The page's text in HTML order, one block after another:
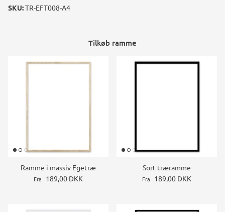
SKU:TR-EFT008-A4
Tilkøb ramme
Ramme i massiv Egetræ
Fra 189,00 DKK
Sort træramme
Fra 189,00 DKK